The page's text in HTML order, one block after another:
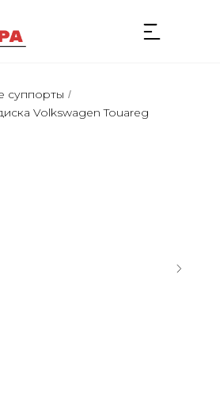
суппорты /
Volkswagen Touareg